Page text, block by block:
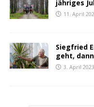
jähriges
11. April
Siegfried
geht,
3. April 2023